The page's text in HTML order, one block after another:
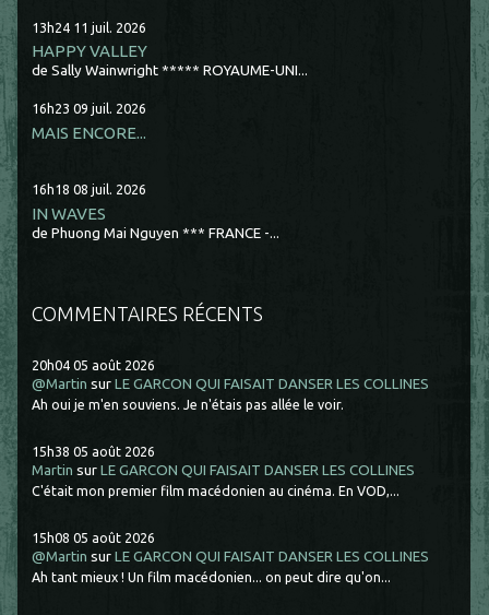
13h24 11 juil. 2026
HAPPY VALLEY
de Sally Wainwright ***** ROYAUME-UNI...
16h23 09 juil. 2026
MAIS ENCORE...
16h18 08 juil. 2026
IN WAVES
de Phuong Mai Nguyen *** FRANCE -...
COMMENTAIRES RÉCENTS
20h04 05 août 2026
@Martin surLE GARCON QUI FAISAIT DANSER LES COLLINES
Ah oui je m'en souviens. Je n'étais pas allée le voir.
15h38 05 août 2026
Martin surLE GARCON QUI FAISAIT DANSER LES COLLINES
C'était mon premier film macédonien au cinéma. En VOD,...
15h08 05 août 2026
@Martin surLE GARCON QUI FAISAIT DANSER LES COLLINES
Ah tant mieux ! Un film macédonien... on peut dire qu'on...